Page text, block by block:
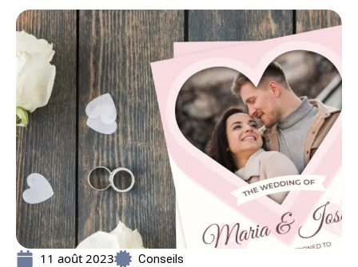
11 août 2023 Conseils